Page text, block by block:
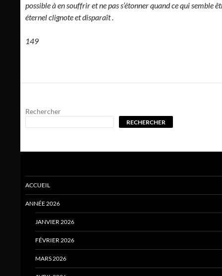
possible à en souffrir et ne pas s’étonner quand ce qui semble
éternel clignote et disparaît .
149
Rechercher
RECHERCHER
ACCUEIL
ANNÉE 2026
JANVIER 2026
FÉVRIER 2026
MARS 2026